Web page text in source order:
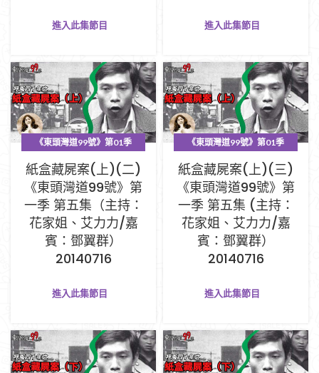
進入此集節目 進入此集節目
《東頭灣道99號》第01季
PART A (1-33集)
紙盒藏屍案(上)(二)
《東頭灣道99號》第
一季 第五集（主持：
花家姐、艾力力/嘉
賓：鄧翼群）
20140716
進入此集節目
《東頭灣道99號》第01季
PART A (1-33集)
紙盒藏屍案(上)(三)
《東頭灣道99號》第
一季 第五集 (主持：
花家姐、艾力力/嘉
賓：鄧翼群）
20140716
進入此集節目